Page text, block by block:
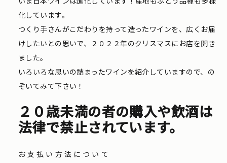
化しています。
つくり手さんがこだわりを持って造ったワインを、広くお届
けしたいとの思いで、２０２２年のクリスマスにお店を開き
ました。
いろいろな思いの詰まったワインを紹介していますので、の
ぞいてみて下さい！
２０歳未満の者の購入や飲酒は
法律で禁止されています。
お支払い方法について